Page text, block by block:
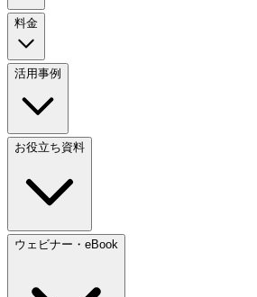
料金
活用事例
お役立ち資料
ウェビナー・eBook